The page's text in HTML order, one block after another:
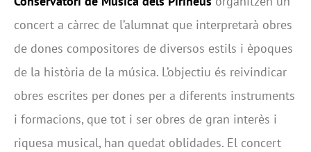
concert a càrrec de l’alumnat que interpretarà obres
de dones compositores de diversos estils i èpoques
de la història de la música. L’objectiu és reivindicar
obres escrites per dones per a diferents instruments
i formacions, que tot i ser obres de gran interès i
riquesa musical, han quedat oblidades. El concert